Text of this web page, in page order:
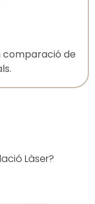
comparació de
Làser?